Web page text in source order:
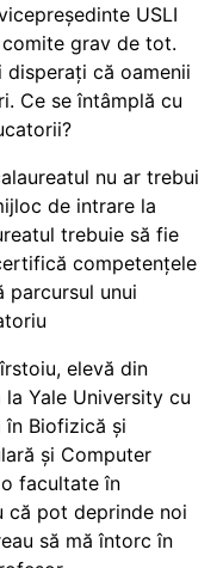
USLI
grav de tot.
disperați că oamenii
Ce se întâmplă cu
nu ar trebui
de intrare la
trebuie să fie
competențele
parcursul unui
elevă din
la Yale University cu
Biofizică și
și Computer
facultate în
că pot deprinde noi
să mă întorc în